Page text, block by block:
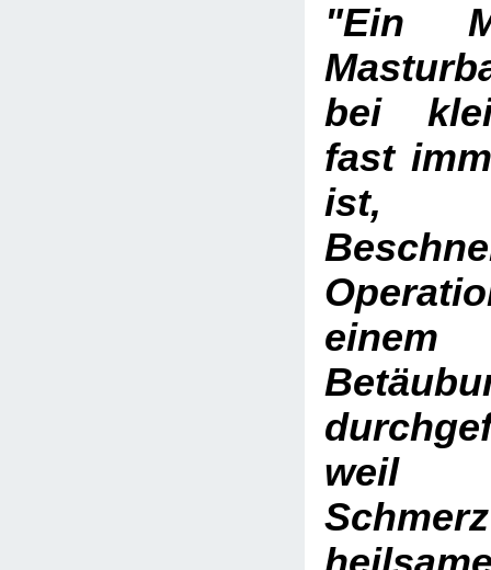
"Ein
bei
fast
ist,
weil